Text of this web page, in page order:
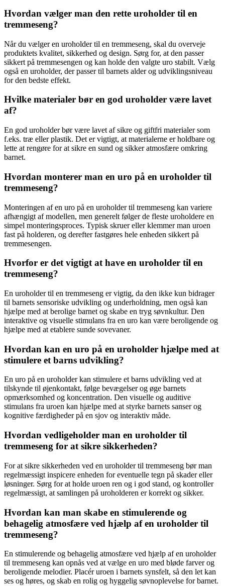
Hvordan vælger man den rette uroholder til en
tremmeseng?
Når du vælger en uroholder til en tremmeseng, skal du overveje
produktets kvalitet, sikkerhed og design. Sørg for, at den passer
sikkert på tremmesengen og kan holde den valgte uro stabilt. Vælg
også en uroholder, der passer til barnets alder og udviklingsniveau
for den bedste effekt.
Hvilke materialer bør en god uroholder være lavet
af?
En god uroholder bør være lavet af sikre og giftfri materialer som
f.eks. træ eller plastik. Det er vigtigt, at materialerne er holdbare og
lette at rengøre for at sikre en sund og sikker atmosfære omkring
barnet.
Hvordan monterer man en uro på en uroholder til
tremmeseng?
Monteringen af en uro på en uroholder til tremmeseng kan variere
afhængigt af modellen, men generelt følger de fleste uroholdere en
simpel monteringsproces. Typisk skruer eller klemmer man uroen
fast på holderen, og derefter fastgøres hele enheden sikkert på
tremmesengen.
Hvorfor er det vigtigt at have en uroholder til en
tremmeseng?
En uroholder til en tremmeseng er vigtig, da den ikke kun bidrager
til barnets sensoriske udvikling og underholdning, men også kan
hjælpe med at berolige barnet og skabe en tryg søvnkultur. Den
interaktive og visuelle stimulans fra en uro kan være beroligende og
hjælpe med at etablere sunde sovevaner.
Hvordan kan en uro på en uroholder hjælpe med at
stimulere et barns udvikling?
En uro på en uroholder kan stimulere et barns udvikling ved at
tilskynde til øjenkontakt, følge bevægelser og øge barnets
opmærksomhed og koncentration. Den visuelle og auditive
stimulans fra uroen kan hjælpe med at styrke barnets sanser og
kognitive færdigheder på en sjov og interaktiv måde.
Hvordan vedligeholder man en uroholder til
tremmeseng for at sikre sikkerheden?
For at sikre sikkerheden ved en uroholder til tremmeseng bør man
regelmæssigt inspicere enheden for eventuelle tegn på skader eller
løsninger. Sørg for at holde uroen ren og i god stand, og kontroller
regelmæssigt, at samlingen på uroholderen er korrekt og sikker.
Hvordan kan man skabe en stimulerende og
behagelig atmosfære ved hjælp af en uroholder til
tremmeseng?
En stimulerende og behagelig atmosfære ved hjælp af en uroholder
til tremmeseng kan opnås ved at vælge en uro med bløde farver og
beroligende melodier. Placér uroen i barnets synsfelt, så den let kan
ses og høres, og skab en rolig og hyggelig søvnoplevelse for barnet.